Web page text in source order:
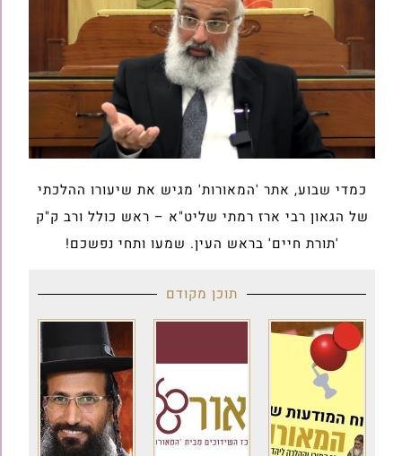
כמדי שבוע, אתר 'המאורות' מגיש את שיעורו ההלכתי
של הגאון רבי ארז רמתי שליט"א – ראש כולל ורב ק"ק
'תורת חיים' בראש העין. שמעו ותחי נפשכם!
תוכן מקודם